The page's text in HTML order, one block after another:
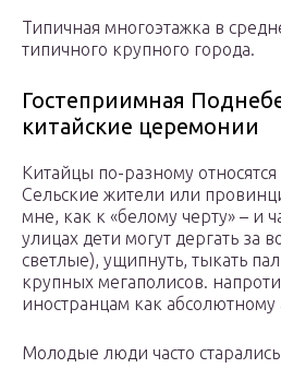
Типичная многоэтажка в
типичного крупного города.
Гостеприимная
китайские церемонии
Китайцы по-разному
Сельские жители или
мне, как к «белому черту» – и
улицах дети могут дергать за
светлые), ущипнуть, тыкать
крупных мегаполисов.
иностранцам как абсолютному
Молодые люди часто